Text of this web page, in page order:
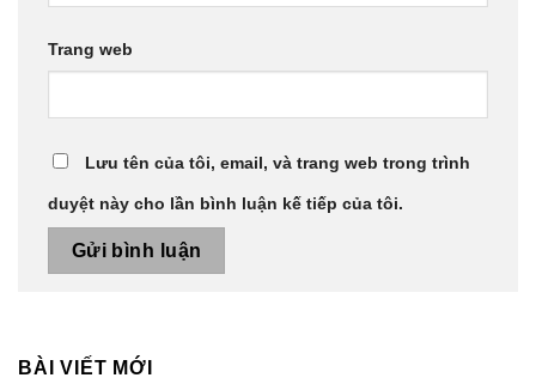
Trang web
Lưu tên của tôi, email, và trang web trong trình
duyệt này cho lần bình luận kế tiếp của tôi.
BÀI VIẾT MỚI